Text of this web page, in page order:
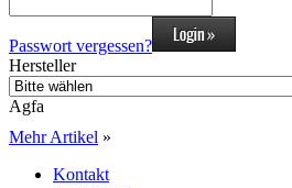
Passwort vergessen?
Hersteller
Agfa
Mehr Artikel »
Kontakt